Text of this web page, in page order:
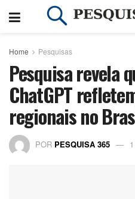
Home Pesquisas
Pesquisa revela
ChatGPT
regionais no
POR PESQUISA 365